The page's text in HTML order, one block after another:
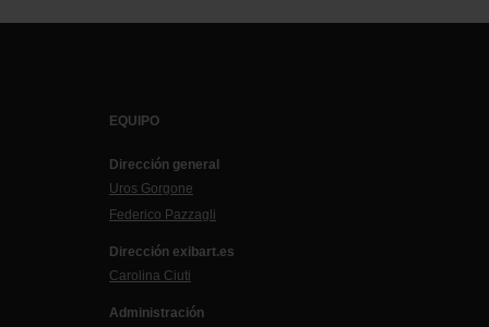
EQUIPO
Dirección general
Uros Gorgone
Federico Pazzagli
Dirección exibart.es
Carolina Ciuti
Administración